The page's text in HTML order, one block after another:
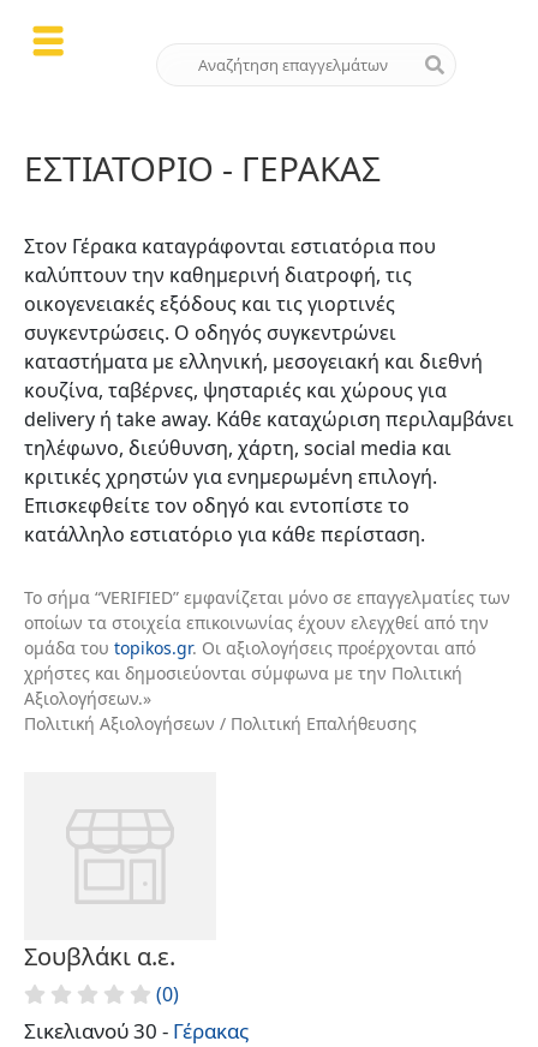
ΕΣΤΙΑΤΌΡΙΟ - ΓΈΡΑΚΑΣ
Στον Γέρακα καταγράφονται εστιατόρια που
καλύπτουν την καθημερινή διατροφή, τις
οικογενειακές εξόδους και τις γιορτινές
συγκεντρώσεις. Ο οδηγός συγκεντρώνει
καταστήματα με ελληνική, μεσογειακή και διεθνή
κουζίνα, ταβέρνες, ψησταριές και χώρους για
delivery ή take away. Κάθε καταχώριση περιλαμβάνει
τηλέφωνο, διεύθυνση, χάρτη, social media και
κριτικές χρηστών για ενημερωμένη επιλογή.
Επισκεφθείτε τον οδηγό και εντοπίστε το
κατάλληλο εστιατόριο για κάθε περίσταση.
Το σήμα “VERIFIED” εμφανίζεται μόνο σε επαγγελματίες των
οποίων τα στοιχεία επικοινωνίας έχουν ελεγχθεί από την
ομάδα του topikos.gr. Οι αξιολογήσεις προέρχονται από
χρήστες και δημοσιεύονται σύμφωνα με την Πολιτική
Αξιολογήσεων.»
Πολιτική Αξιολογήσεων / Πολιτική Επαλήθευσης
Σουβλάκι α.ε.
(0)
Σικελιανού 30 - Γέρακας